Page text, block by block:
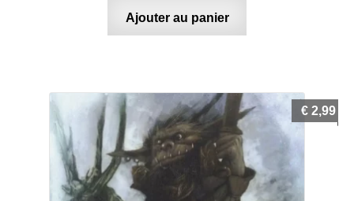
Ajouter au panier
€ 2,99